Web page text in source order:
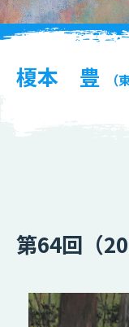
支部
展覧会トピッ
榎本 豊 （
第64回（